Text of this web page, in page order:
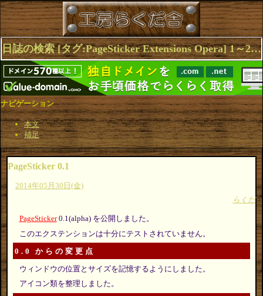
日誌の検索 [タグ:PageSticker Extensions Opera] 1～2(2件中)
ナビゲーション
本文
補足
PageSticker 0.1
2014年05月30日(金)
らくだ
PageSticker0.1(alpha) を公開しました。
このエクステンションは十分にテストされていません。
0.0 からの変更点
ウィンドウの位置とサイズを記憶するようにしました。
アイコン類を整理しました。